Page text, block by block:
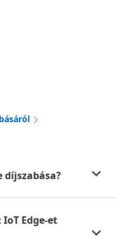
díjszabása?
Edge-et